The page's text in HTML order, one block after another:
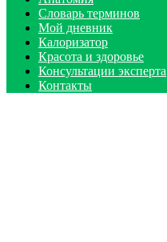
Словарь терминов
Мой дневник
Калоризатор
Красота и здоровье
Консультации эксперта
Контакты